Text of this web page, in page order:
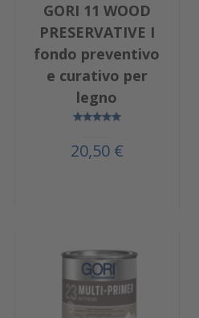
GORI 11 WOOD
PRESERVATIVE I
fondo preventivo
e curativo per
legno
20,50 €